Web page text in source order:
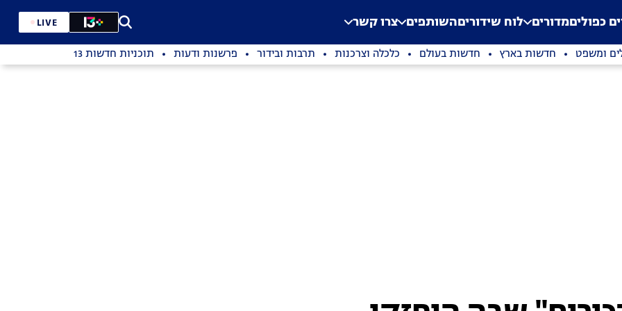
Application error: a
. כפוליםמדורים לוח שידוריםהשותפים צרו קשר LIVE
ומשפט חדשות בארץ חדשות בעולם כלכלה וצרכנות תרבות ובידור פרשנות ודעות תוכניות חדשות 13